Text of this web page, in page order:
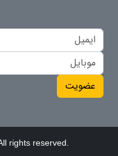
عضویت
rights reserved.